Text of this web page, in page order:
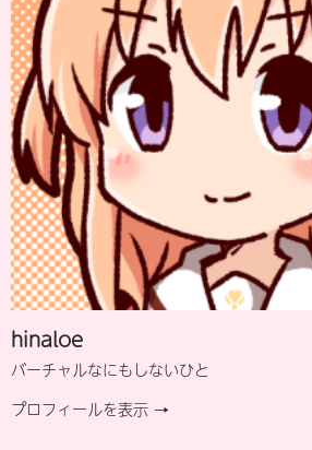
hinaloe
バーチャルなにもしないひと
プロフィールを表示 →